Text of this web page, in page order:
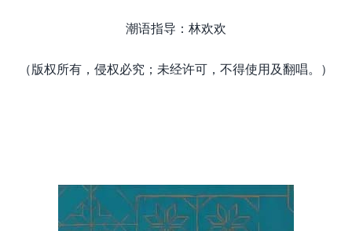
潮语指导：林欢欢
（版权所有，侵权必究；未经许可，不得使用及翻唱。）